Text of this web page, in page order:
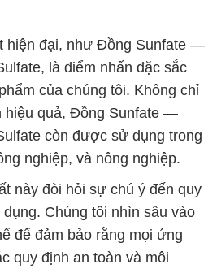
hiện đại, như Đồng Sunfate —
là điểm nhấn đặc sắc
của chúng tôi. Không chỉ
hiệu quả, Đồng Sunfate —
còn được sử dụng trong
nghiệp, và nông nghiệp.
này đòi hỏi sự chú ý đến quy
Chúng tôi nhìn sâu vào
để đảm bảo rằng mọi ứng
quy định an toàn và môi